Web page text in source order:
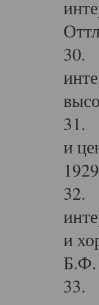
30.
31.
и
32.
и
Б.Ф.
33.